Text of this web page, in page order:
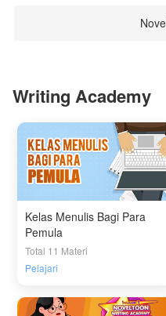
Writing Academy
Kelas Menulis Bagi Para
Pemula
Total 11 Materi
Pelajari